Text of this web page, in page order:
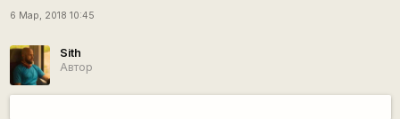
6 Мар, 2018 10:45
Sith
Автор